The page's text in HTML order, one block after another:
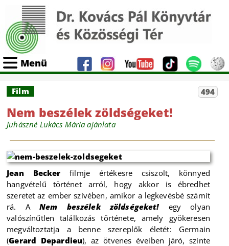
Menü
494
Film
Nem beszélek zöldségeket!
Juhászné Lukács Mária ajánlata
Jean Becker filmje értékesre csiszolt, könnyed
hangvételű történet arról, hogy akkor is ébredhet
szeretet az ember szívében, amikor a legkevésbé számít
rá. A Nem beszélek zöldségeket! egy olyan
valószínűtlen találkozás története, amely gyökeresen
megváltoztatja a benne szereplők életét: Germain
(Gerard Depardieu), az ötvenes éveiben járó, szinte